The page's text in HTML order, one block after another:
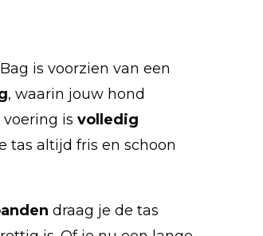
is voorzien van een
, waarin jouw hond
is volledig
tas altijd fris en schoon
draag je de tas